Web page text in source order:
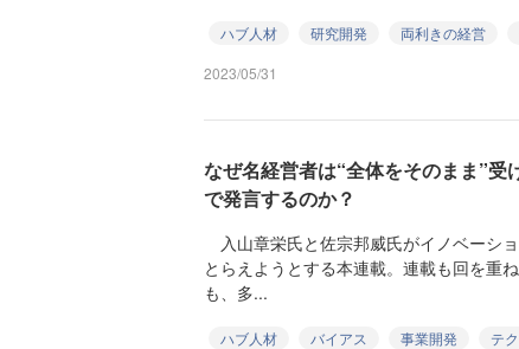
ハブ人材 研究開発 両利きの経営
2023/05/31
なぜ名経営者は“全体をそのまま”受
で発言するのか？
入山章栄氏と佐宗邦威氏がイノベーシ
とらえようとする本連載。連載も回を重
も、多...
ハブ人材 バイアス 事業開発 テ